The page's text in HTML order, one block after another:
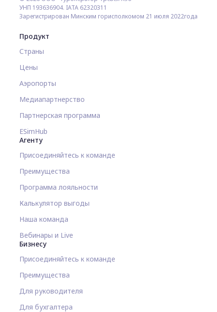
УНП 193636904. IATA 62320311
Зарегистрирован Минским горисполкомом 21 июля 2022года
Продукт
Страны
Цены
Аэропорты
Медиапартнерство
Партнерская программа
ESimHub
Агенту
Присоединяйтесь к команде
Преимущества
Программа лояльности
Калькулятор выгоды
Наша команда
Вебинары и Live
Бизнесу
Присоединяйтесь к команде
Преимущества
Для руководителя
Для бухгалтера